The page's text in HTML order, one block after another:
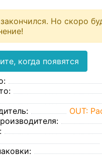
Но скоро
когда появятся
OUT: